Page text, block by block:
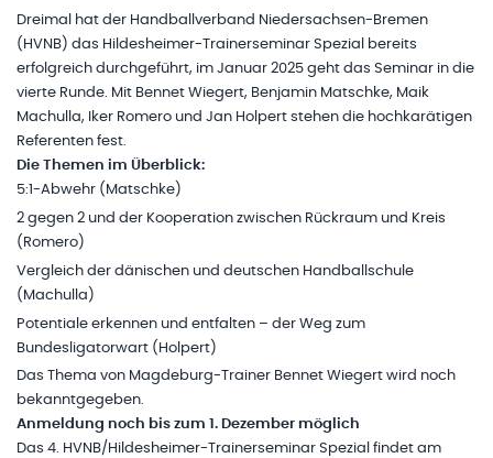
Dreimal hat der Handballverband Niedersachsen-Bremen
(HVNB) das Hildesheimer-Trainerseminar Spezial bereits
erfolgreich durchgeführt, im Januar 2025 geht das Seminar in die
vierte Runde. Mit Bennet Wiegert, Benjamin Matschke, Maik
Machulla, Iker Romero und Jan Holpert stehen die hochkarätigen
Referenten fest.
Die Themen im Überblick:
5:1-Abwehr (Matschke)
2 gegen 2 und der Kooperation zwischen Rückraum und Kreis
(Romero)
Vergleich der dänischen und deutschen Handballschule
(Machulla)
Potentiale erkennen und entfalten – der Weg zum
Bundesligatorwart (Holpert)
Das Thema von Magdeburg-Trainer Bennet Wiegert wird noch
bekanntgegeben.
Anmeldung noch bis zum 1. Dezember möglich
Das 4. HVNB/Hildesheimer-Trainerseminar Spezial findet am